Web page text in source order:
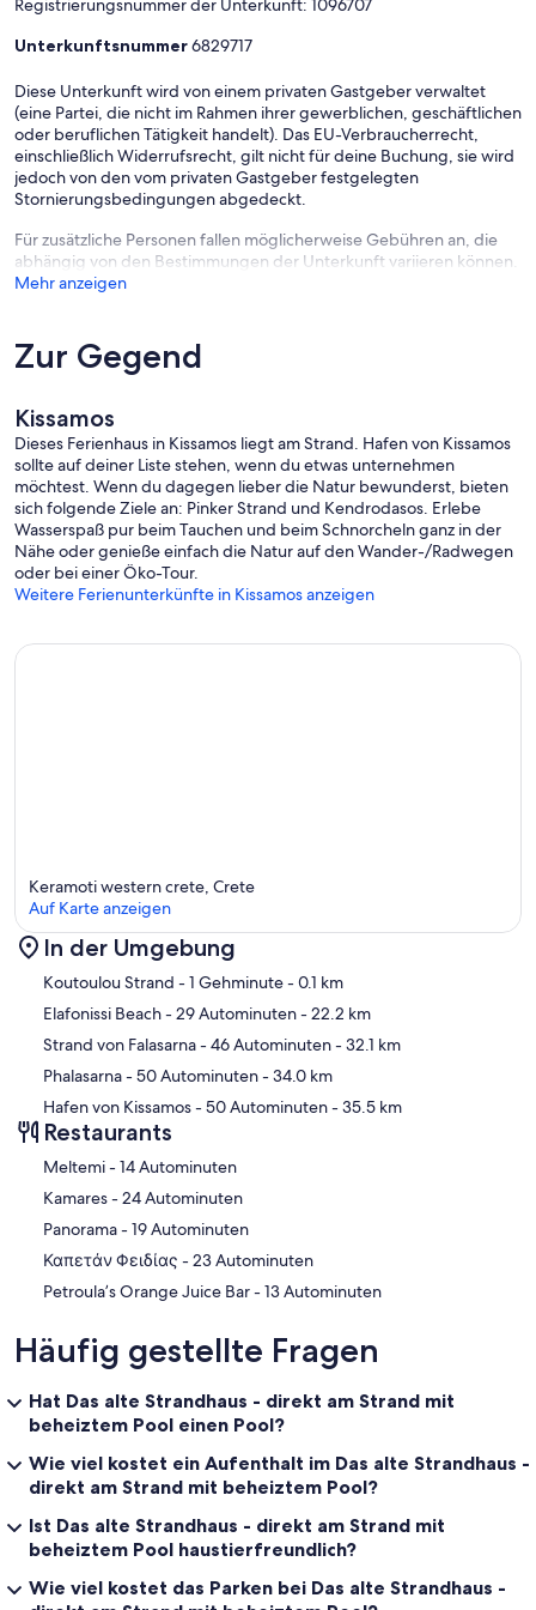
Registrierungsnummer der Unterkunft: 1096707
Unterkunftsnummer6829717
Diese Unterkunft wird von einem privaten Gastgeber verwaltet
(eine Partei, die nicht im Rahmen ihrer gewerblichen, geschäftlichen
oder beruflichen Tätigkeit handelt). Das EU-Verbraucherrecht,
einschließlich Widerrufsrecht, gilt nicht für deine Buchung, sie wird
jedoch von den vom privaten Gastgeber festgelegten
Stornierungsbedingungen abgedeckt.
Für zusätzliche Personen fallen möglicherweise Gebühren an, die
abhängig von den Bestimmungen der Unterkunft variieren können.
Mehr anzeigen
Zur Gegend
Kissamos
Dieses Ferienhaus in Kissamos liegt am Strand. Hafen von Kissamos
sollte auf deiner Liste stehen, wenn du etwas unternehmen
möchtest. Wenn du dagegen lieber die Natur bewunderst, bieten
sich folgende Ziele an: Pinker Strand und Kendrodasos. Erlebe
Wasserspaß pur beim Tauchen und beim Schnorcheln ganz in der
Nähe oder genieße einfach die Natur auf den Wander-/Radwegen
oder bei einer Öko-Tour.
Weitere Ferienunterkünfte in Kissamos anzeigen
Karte
Keramoti western crete, Crete
Auf Karte anzeigen
In der Umgebung
Koutoulou Strand - 1 Gehminute- 0.1 km
Elafonissi Beach- 29 Autominuten- 22.2 km
Strand von Falasarna- 46 Autominuten- 32.1 km
Phalasarna- 50 Autominuten- 34.0 km
Hafen von Kissamos- 50 Autominuten- 35.5 km
Restaurants
‪Meltemi - ‬14 Autominuten
‪Kamares - ‬24 Autominuten
‪Panorama - ‬19 Autominuten
‪Καπετάν Φειδίας - ‬23 Autominuten
‪Petroula’s Orange Juice Bar - ‬13 Autominuten
Häufig gestellte Fragen
Hat Das alte Strandhaus - direkt am Strand mit
beheiztem Pool einen Pool?
Wie viel kostet ein Aufenthalt im Das alte Strandhaus -
direkt am Strand mit beheiztem Pool?
Ist Das alte Strandhaus - direkt am Strand mit
beheiztem Pool haustierfreundlich?
Wie viel kostet das Parken bei Das alte Strandhaus -